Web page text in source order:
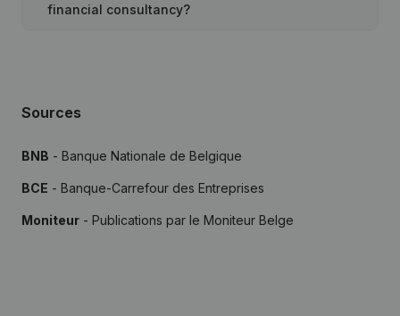
financial consultancy?
Sources
BNB - Banque Nationale de Belgique
BCE - Banque-Carrefour des Entreprises
Moniteur - Publications par le Moniteur Belge